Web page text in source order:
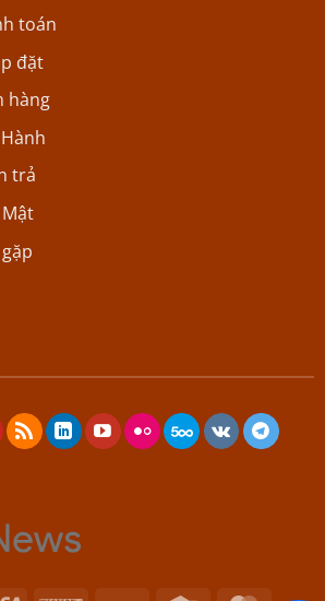
toán
đặt
hàng
trả